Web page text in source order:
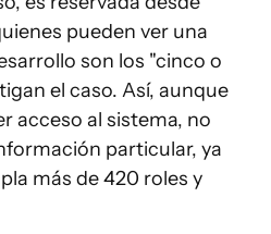
pueden ver una
son los "cinco o
el caso. Así, aunque
acceso al sistema, no
particular, ya
más de 420 roles y